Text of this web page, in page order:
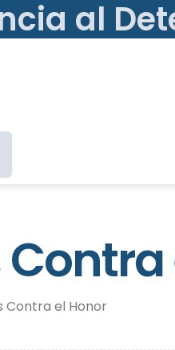
al
Contra el Honor